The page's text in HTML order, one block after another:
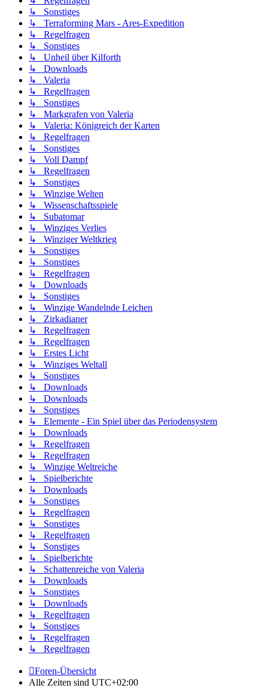
↳ Sonstiges
↳ Terraforming Mars - Ares-Expedition
↳ Regelfragen
↳ Sonstiges
↳ Unheil über Kilforth
↳ Downloads
↳ Valeria
↳ Regelfragen
↳ Sonstiges
↳ Markgrafen von Valeria
↳ Valeria: Königreich der Karten
↳ Regelfragen
↳ Sonstiges
↳ Voll Dampf
↳ Regelfragen
↳ Sonstiges
↳ Winzige Welten
↳ Wissenschaftsspiele
↳ Subatomar
↳ Winziges Verlies
↳ Winziger Weltkrieg
↳ Sonstiges
↳ Sonstiges
↳ Regelfragen
↳ Downloads
↳ Sonstiges
↳ Winzige Wandelnde Leichen
↳ Zirkadianer
↳ Regelfragen
↳ Regelfragen
↳ Erstes Licht
↳ Winziges Weltall
↳ Sonstiges
↳ Downloads
↳ Downloads
↳ Sonstiges
↳ Elemente - Ein Spiel über das Periodensystem
↳ Downloads
↳ Regelfragen
↳ Regelfragen
↳ Winzige Weltreiche
↳ Spielberichte
↳ Downloads
↳ Sonstiges
↳ Regelfragen
↳ Sonstiges
↳ Regelfragen
↳ Sonstiges
↳ Spielberichte
↳ Schattenreiche von Valeria
↳ Downloads
↳ Sonstiges
↳ Downloads
↳ Regelfragen
↳ Sonstiges
↳ Regelfragen
↳ Regelfragen
Foren-Übersicht
Alle Zeiten sind UTC+02:00